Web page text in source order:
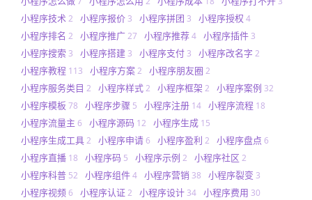
小程序技术2 小程序报价 3 小程序拼团 3 小程序授权 4
小程序排名 2 小程序推广27 小程序推荐4 小程序插件 3
小程序搜索 3 小程序搭建 3 小程序支付 3 小程序改名字 2
小程序教程 113 小程序方案2 小程序朋友圈 2
小程序服务类目 2 小程序样式2 小程序框架 2 小程序案例 32
小程序模板 78 小程序步骤 5 小程序注册 14 小程序流程 18
小程序流量主 6 小程序源码 12 小程序生成 15
小程序生成工具2 小程序申请6 小程序盈利 2 小程序盘点 6
小程序直播 18 小程序码 5 小程序示例 2 小程序社区 2
小程序科普 52 小程序组件4 小程序营销 38 小程序裂变 3
小程序视频6 小程序认证2 小程序设计 34 小程序费用 30